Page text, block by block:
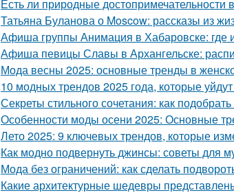
Есть ли природные достопримечательности
Татьяна Буланова о Moscow: рассказы из
Афиша группы Анимация в Хабаровске: где
Афиша певицы Славы в Архангельске:
Мода весны 2025: основные тренды в
10 модных трендов 2025 года, которые
Секреты стильного сочетания: как
Особенности моды осени 2025: Основные
Лето 2025: 9 ключевых трендов, которые
Как модно подвернуть джинсы: советы для
Мода без ограничений: как сделать
Какие архитектурные шедевры